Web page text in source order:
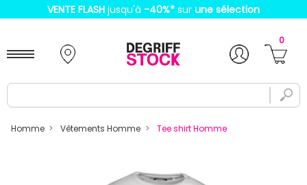
VENTE FLASH jusqu'à -40%* sur une sélection
0
Homme Vêtements Homme Tee shirt Homme